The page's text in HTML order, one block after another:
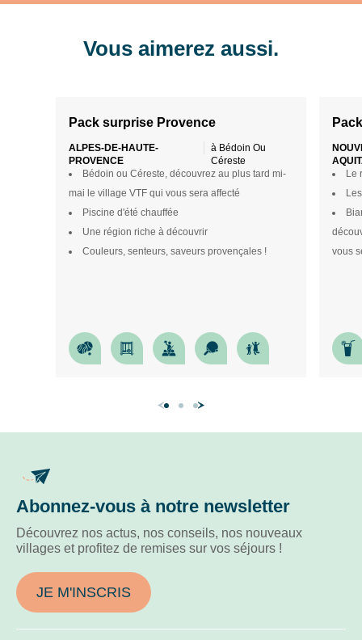
Vous aimerez aussi.
8
Pack surprise Provence
ALPES-DE-HAUTE-
PROVENCE
à Bédoin Ou
Céreste
Bédoin ou Céreste, découvrez au plus tard mi-
mai le village VTF qui vous sera affecté
Piscine d'été chauffée
Une région riche à découvrir
Couleurs, senteurs, saveurs provençales !
Le
vous
Abonnez-vous à notre newsletter
Découvrez nos actus, nos conseils, nos nouveaux
villages et profitez de remises sur vos séjours !
JE M'INSCRIS